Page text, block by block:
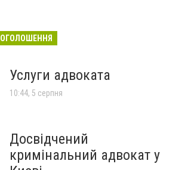
ОГОЛОШЕННЯ
Услуги адвоката
10:44, 5 серпня
Досвідчений
кримінальний адвокат у